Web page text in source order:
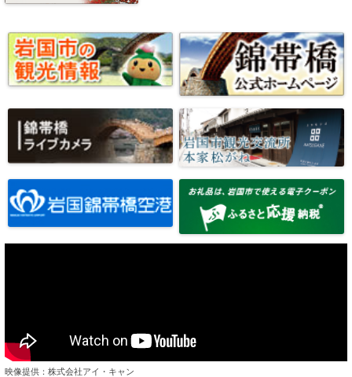
映像提供：株式会社アイ・キャン